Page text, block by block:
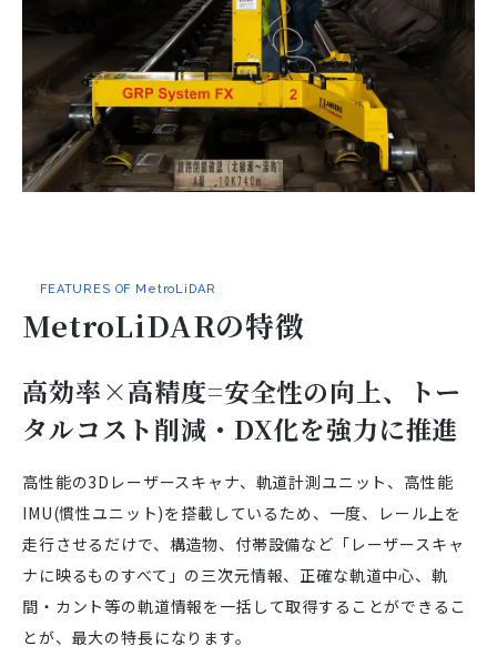
FEATURES OF MetroLiDAR
MetroLiDARの特徴
高効率×高精度=安全性の向上、トー
タルコスト削減・DX化を強力に推進
高性能の3Dレーザースキャナ、軌道計測ユニット、高性能
IMU(慣性ユニット)を搭載しているため、一度、レール上を
走行させるだけで、構造物、付帯設備など「レーザースキャ
ナに映るものすべて」の三次元情報、正確な軌道中心、軌
間・カント等の軌道情報を一括して取得することができるこ
とが、最大の特長になります。